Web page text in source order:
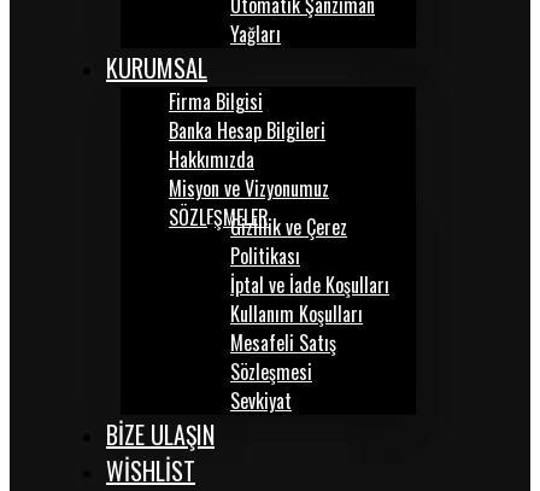
Yağları
KURUMSAL
Firma Bilgisi
Banka Hesap Bilgileri
Hakkımızda
Misyon ve Vizyonumuz
SÖZLEŞMELERGizlilik ve Çerez
Politikası
İptal ve İade Koşulları
Kullanım Koşulları
Mesafeli Satış
Sözleşmesi
Sevkiyat
BİZE ULAŞIN
WISHLIST